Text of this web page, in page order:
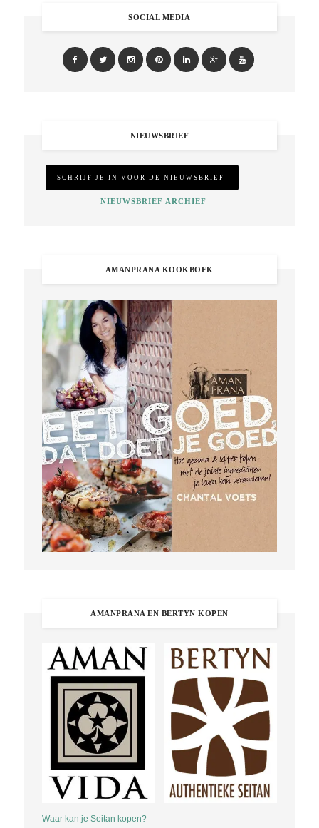
SOCIAL MEDIA
NIEUWSBRIEF
NIEUWSBRIEF ARCHIEF
AMANPRANA KOOKBOEK
AMANPRANA EN BERTYN KOPEN
Waar kan je Seitan kopen?